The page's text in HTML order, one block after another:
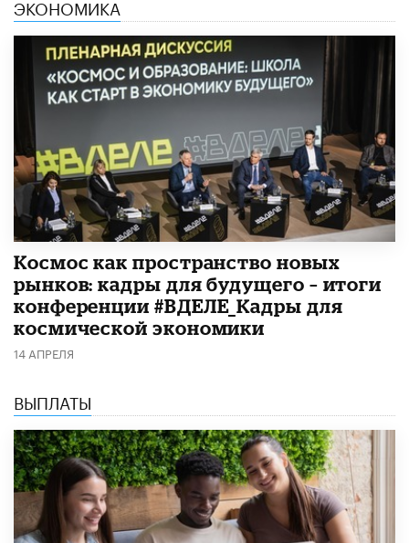
ЭКОНОМИКА
Космос как пространство новых
рынков: кадры для будущего – итоги
конференции #ВДЕЛЕ_Кадры для
космической экономики
14 АПРЕЛЯ
ВЫПЛАТЫ